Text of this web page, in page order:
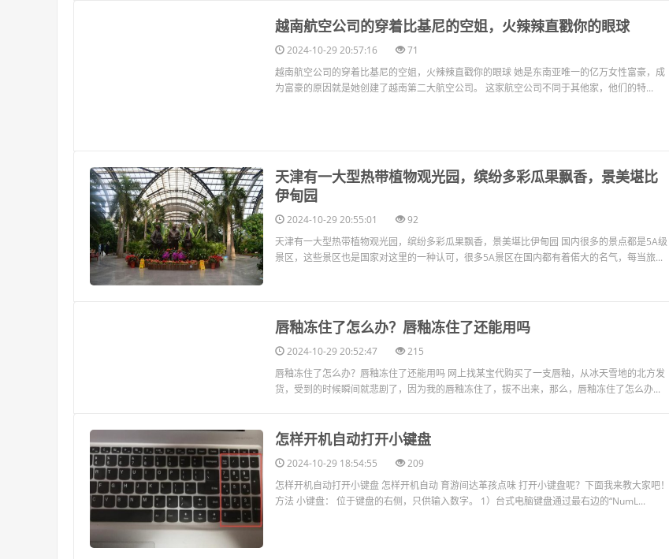
​越南航空公司的穿着比基尼的空姐，火辣辣直戳你的眼球
2024-10-29 20:57:16
71
越南航空公司的穿着比基尼的空姐，火辣辣直戳你的眼球 她是东南亚唯一的亿万女性富豪，成
为富豪的原因就是她创建了越南第二大航空公司。 这家航空公司不同于其他家，他们的特...
​天津有一大型热带植物观光园，缤纷多彩瓜果飘香，景美堪比
伊甸园
2024-10-29 20:55:01
92
天津有一大型热带植物观光园，缤纷多彩瓜果飘香，景美堪比伊甸园 国内很多的景点都是5A级
景区，这些景区也是国家对这里的一种认可，很多5A景区在国内都有着偌大的名气，每当旅...
​唇釉冻住了怎么办？唇釉冻住了还能用吗
2024-10-29 20:52:47
215
唇釉冻住了怎么办？唇釉冻住了还能用吗 网上找某宝代购买了一支唇釉，从冰天雪地的北方发
货，受到的时候瞬间就悲剧了，因为我的唇釉冻住了，拔不出来，那么，唇釉冻住了怎么办...
​怎样开机自动打开小键盘
2024-10-29 18:54:55
209
怎样开机自动打开小键盘 怎样开机自动 育游间达革孩点味 打开小键盘呢？下面我来教大家吧！
方法 小键盘： 位于键盘的右侧，只供输入数字。 1）台式电脑键盘通过最右边的“NumL...